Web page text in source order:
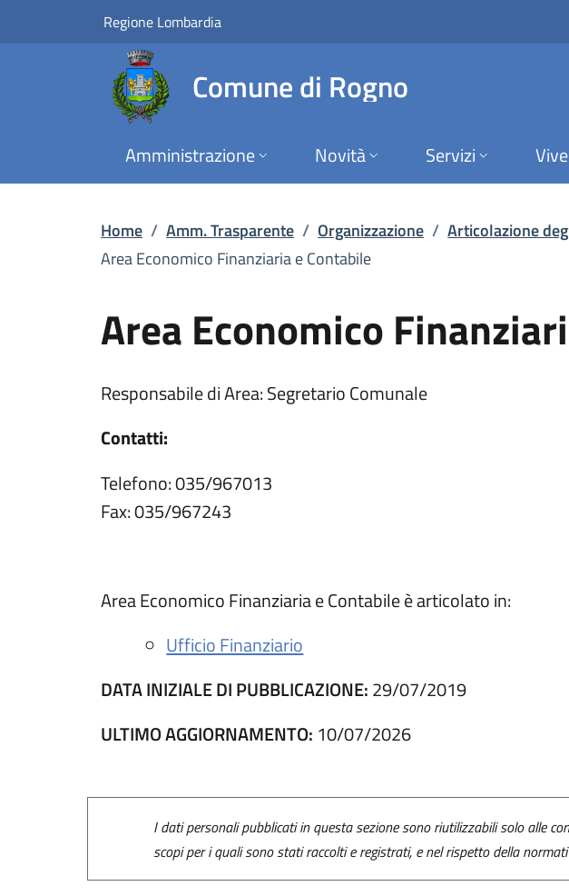
Vai al contenuto principale
Area Economico
Regione Lombardia
Comune di Rogno
Amministrazione Novità Servizi
Home / Amm. Trasparente / Organizzazione / Articolazione
Area Economico Finanziaria e Contabile
Area Economico
Responsabile di Area: Segretario Comunale
Contatti:
Telefono: 035/967013
Fax: 035/967243
Area Economico Finanziaria e Contabile è articolato in:
Ufficio Finanziario
DATA INIZIALE DI PUBBLICAZIONE:29/07/2019
ULTIMO AGGIORNAMENTO: 10/07/2026
I dati personali pubblicati in questa sezione sono riutilizzabili solo alle
scopi per i quali sono stati raccolti e registrati, e nel rispetto della